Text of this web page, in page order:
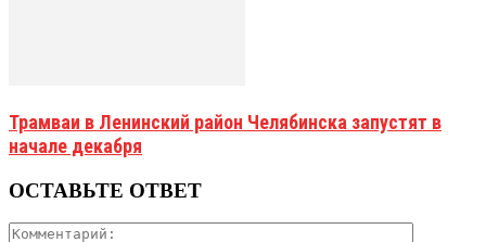
Трамваи в Ленинский район Челябинска запустят в
начале декабря
ОСТАВЬТЕ ОТВЕТ